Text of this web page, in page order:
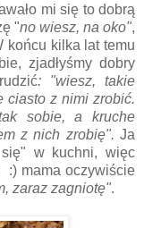
mi się to dobrą
"no wiesz, na oko",
końcu kilka lat temu
zjadłyśmy dobry
: "wiesz, takie
ciasto z nimi zrobić.
sobie, a kruche
z nich zrobię". Ja
się" w kuchni, więc
:) mama oczywiście
zaraz zagniotę".